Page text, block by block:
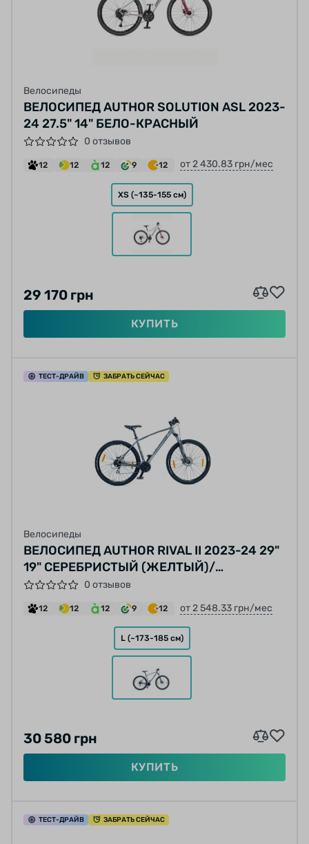
Велосипеды
ВЕЛОСИПЕД AUTHOR SOLUTION ASL 2023-
24 27.5" 14" БЕЛО-КРАСНЫЙ
0 отзывов
12 12 12 9 12 от 2 430.83 грн/мес
XS (~135-155 см)
29 170 грн
КУПИТЬ
ТЕСТ-ДРАЙВ ЗАБРАТЬ СЕЙЧАС
Велосипеды
ВЕЛОСИПЕД AUTHOR RIVAL II 2023-24 29"
19" СЕРЕБРИСТЫЙ (ЖЕЛТЫЙ)/
СЕРЕБРИСТЫЙ
0 отзывов
12 12 12 9 12 от 2 548.33 грн/мес
L (~173-185 см)
30 580 грн
КУПИТЬ
ТЕСТ-ДРАЙВ ЗАБРАТЬ СЕЙЧАС